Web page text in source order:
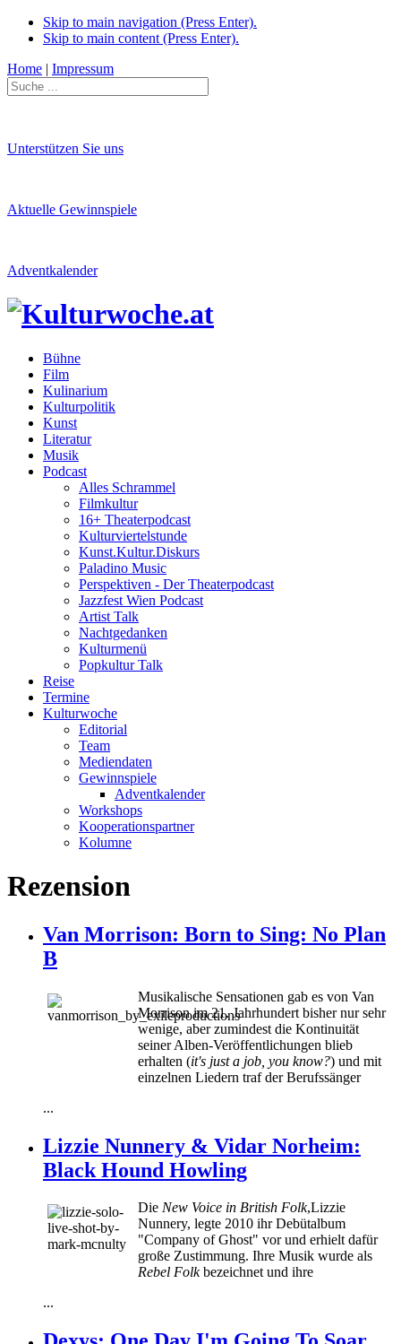
Skip to main navigation (Press Enter).
Skip to main content (Press Enter).
Home | Impressum
Unterstützen Sie uns
Aktuelle Gewinnspiele
Adventkalender
Bühne
Film
Kulinarium
Kulturpolitik
Kunst
Literatur
Musik
Podcast
Alles Schrammel
Filmkultur
16+ Theaterpodcast
Kulturviertelstunde
Kunst.Kultur.Diskurs
Paladino Music
Perspektiven - Der Theaterpodcast
Jazzfest Wien Podcast
Artist Talk
Nachtgedanken
Kulturmenü
Popkultur Talk
Reise
Termine
Kulturwoche
Editorial
Team
Mediendaten
Gewinnspiele
Adventkalender
Workshops
Kooperationspartner
Kolumne
Rezension
Van Morrison: Born to Sing: No Plan
B
Musikalische Sensationen gab es von Van
Morrison im 21. Jahrhundert bisher nur sehr
wenige, aber zumindest die Kontinuität
seiner Alben-Veröffentlichungen blieb
erhalten (it's just a job, you know?) und mit
einzelnen Liedern traf der Berufssänger
...
Lizzie Nunnery & Vidar Norheim:
Black Hound Howling
Die New Voice in British Folk,Lizzie
Nunnery, legte 2010 ihr Debütalbum
"Company of Ghost" vor und erhielt dafür
große Zustimmung. Ihre Musik wurde als
Rebel Folkbezeichnet und ihre
...